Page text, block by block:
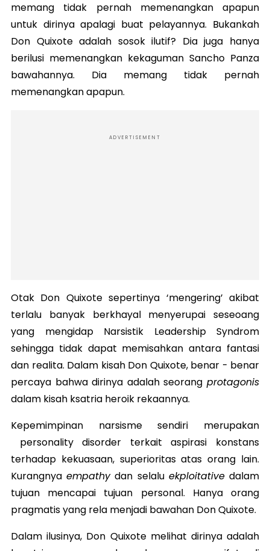
memang tidak pernah memenangkan apapun
untuk dirinya apalagi buat pelayannya. Bukankah
Don Quixote adalah sosok ilutif? Dia juga hanya
berilusi memenangkan kekaguman Sancho Panza
bawahannya. Dia memang tidak pernah
memenangkan apapun.
ADVERTISEMENT
Otak Don Quixote sepertinya ‘mengering’ akibat
terlalu banyak berkhayal menyerupai seseoang
yang mengidap Narsistik Leadership Syndrom
sehingga tidak dapat memisahkan antara fantasi
dan realita. Dalam kisah Don Quixote, benar - benar
percaya bahwa dirinya adalah seorang protagonis
dalam kisah ksatria heroik rekaannya.
Kepemimpinan narsisme sendiri merupakan
personality disorder terkait aspirasi konstans
terhadap kekuasaan, superioritas atas orang lain.
Kurangnyaempathydan selalu ekploitativedalam
tujuan mencapai tujuan personal. Hanya orang
pragmatis yang rela menjadi bawahan Don Quixote.
Dalam ilusinya, Don Quixote melihat dirinya adalah